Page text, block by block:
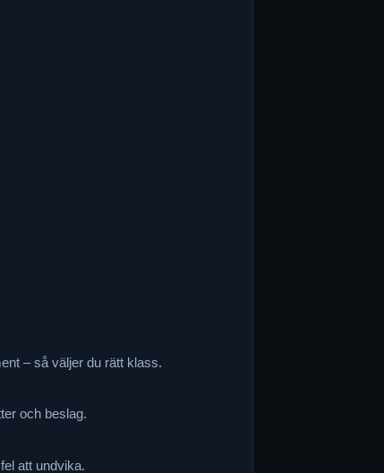
– så väljer du rätt klass.
och beslag.
att undvika.